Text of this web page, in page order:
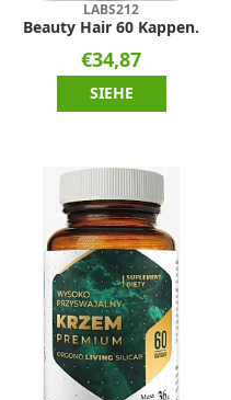
LABS212
Beauty Hair 60 Kappen.
€34,87
SIEHE